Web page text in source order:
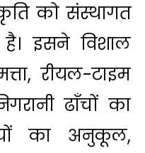
को संस्थागत
है। इसने विशाल
रीयल-टाइम
ढाँचों का
का अनुकूल,